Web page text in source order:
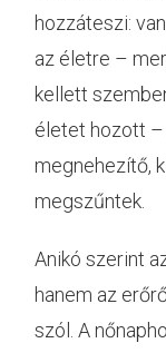
hozzáteszi:
az életre –
kellett
életet hozott –
megnehezítő,
megszűntek.
Anikó szerint
hanem az
szól. A